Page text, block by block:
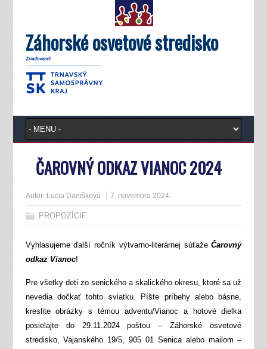
Záhorské osvetové stredisko
ČAROVNÝ ODKAZ VIANOC 2024
Autor: Lucia Danišková 7. novembra 2024
PROPOZÍCIE
Vyhlasujeme ďalší ročník výtvarno-literárnej súťažeČarovný
odkaz Vianoc!
Pre všetky deti zo senického a skalického okresu, ktoré sa už
nevedia dočkať tohto sviatku. Píšte príbehy alebo básne,
kreslite obrázky s témou adventu/Vianoc a hotové dielka
posielajte do 29.11.2024 poštou – Záhorské osvetové
stredisko, Vajanského 19/5, 905 01 Senica alebo mailom –